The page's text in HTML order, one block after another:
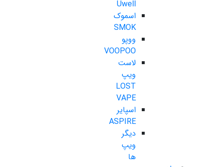
Uwell
اسموک
SMOK
ووپو
VOOPOO
لاست
ویپ
LOST
VAPE
اسپایر
ASPIRE
دیگر
ویپ
ها